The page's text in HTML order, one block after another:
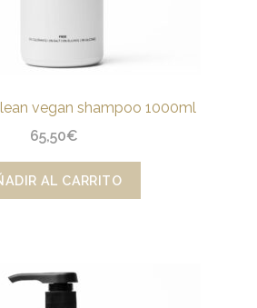
vegan shampoo 1000ml
65,50€
AL CARRITO